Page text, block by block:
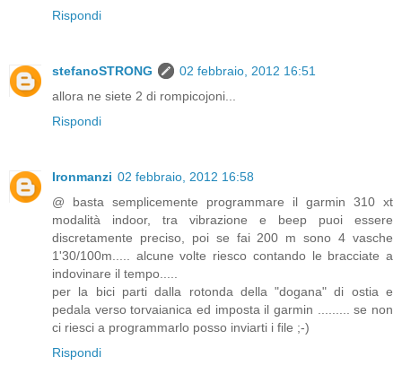
Rispondi
stefanoSTRONG
02 febbraio, 2012 16:51
allora ne siete 2 di rompicojoni...
Rispondi
Ironmanzi 02 febbraio, 2012 16:58
@ basta semplicemente programmare il garmin 310 xt
modalità indoor, tra vibrazione e beep puoi essere
discretamente preciso, poi se fai 200 m sono 4 vasche
1'30/100m..... alcune volte riesco contando le bracciate a
indovinare il tempo.....
per la bici parti dalla rotonda della "dogana" di ostia e
pedala verso torvaianica ed imposta il garmin ......... se non
ci riesci a programmarlo posso inviarti i file ;-)
Rispondi